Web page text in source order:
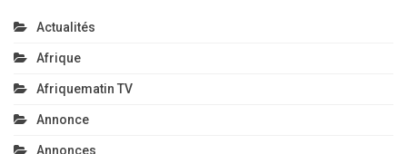
Actualités
Afrique
Afriquematin TV
Annonce
Annonces